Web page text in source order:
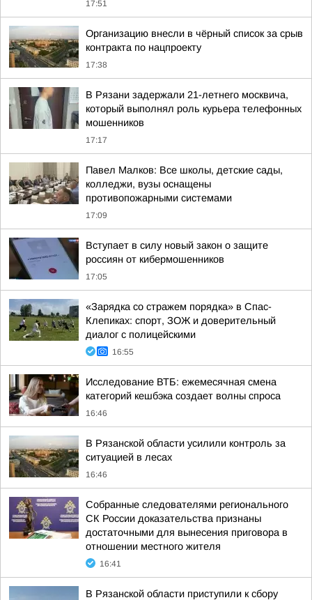
17:51
Организацию внесли в чёрный список за срыв
контракта по нацпроекту
17:38
В Рязани задержали 21-летнего москвича,
который выполнял роль курьера телефонных
мошенников
17:17
Павел Малков: Все школы, детские сады,
колледжи, вузы оснащены
противопожарными системами
17:09
Вступает в силу новый закон о защите
россиян от кибермошенников
17:05
«Зарядка со стражем порядка» в Спас-
Клепиках: спорт, ЗОЖ и доверительный
диалог с полицейскими
16:55
Исследование ВТБ: ежемесячная смена
категорий кешбэка создает волны спроса
16:46
В Рязанской области усилили контроль за
ситуацией в лесах
16:46
Собранные следователями регионального
СК России доказательства признаны
достаточными для вынесения приговора в
отношении местного жителя
16:41
В Рязанской области приступили к сбору